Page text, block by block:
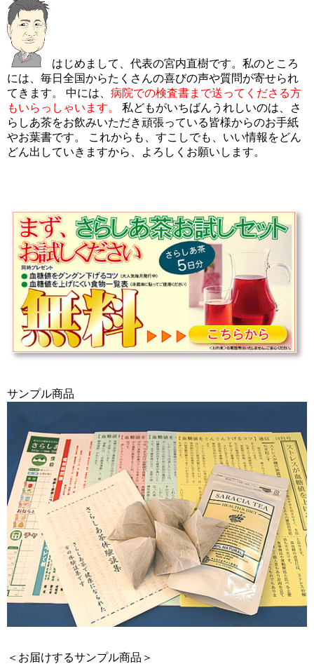
はじめまして、代表の宮内直樹です。私のところ
には、毎日全国からたくさんの喜びの声や質問が寄せられ
てきます。 中には、 病院での検査書まで送ってくださる方
もいらっしゃいます。
私どもがいちばんうれしいのは、さ
らしあ茶をお飲みいただき頑張っている皆様からのお手紙
やお葉書です。 これからも、すこしでも、いい情報をどん
どん出していきますから、よろしくお願いします。
サンプル商品
＜お届けするサンプル商品＞